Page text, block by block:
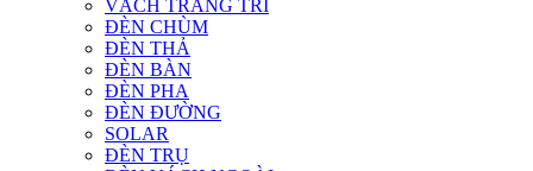
VÁCH TRANG TRÍ
ĐÈN CHÙM
ĐÈN THẢ
ĐÈN BÀN
ĐÈN PHA
ĐÈN ĐƯỜNG
SOLAR
ĐÈN TRỤ